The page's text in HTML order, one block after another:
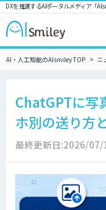
DXを推進するAIポータルメディア「
AI・人工知能のAIsmiley TOP ニ
ChatGPTに写
ホ別の送り方
最終更新日:2026/07/